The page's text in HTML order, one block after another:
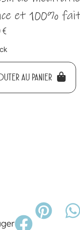
et 100%
€
AU PANIER